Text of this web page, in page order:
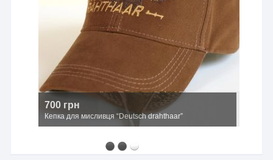
700 грн
Кепка для мисливця “Deutsch drahthaar”